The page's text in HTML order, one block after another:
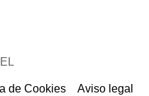
de Cookies Aviso legal